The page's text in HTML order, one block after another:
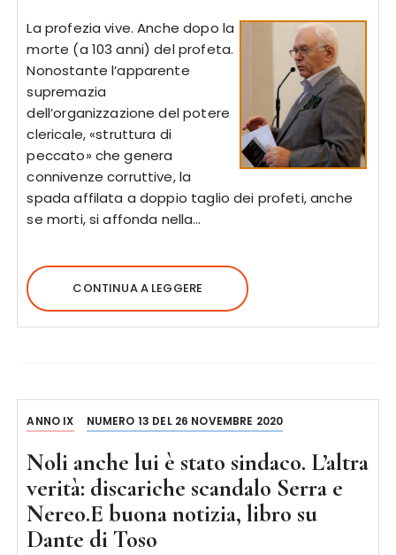
La profezia vive. Anche dopo la
morte (a 103 anni) del profeta.
Nonostante l’apparente
supremazia
dell’organizzazione del potere
clericale, «struttura di
peccato» che genera
connivenze corruttive, la
spada affilata a doppio taglio dei profeti, anche
se morti, si affonda nella…
CONTINUA A LEGGERE
ANNO IX NUMERO 13 DEL 26 NOVEMBRE 2020
Noli anche lui è stato sindaco. L’altra
verità: discariche scandalo Serra e
Nereo.E buona notizia, libro su
Dante di Toso